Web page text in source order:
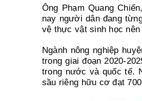
Ông Phạm Quang
nay người dân đang
vệ thực vật sinh học
Ngành nông nghiệp
trong giai đoạn 2020-
trong nước và quốc tế.
sầu riêng hữu cơ đạt